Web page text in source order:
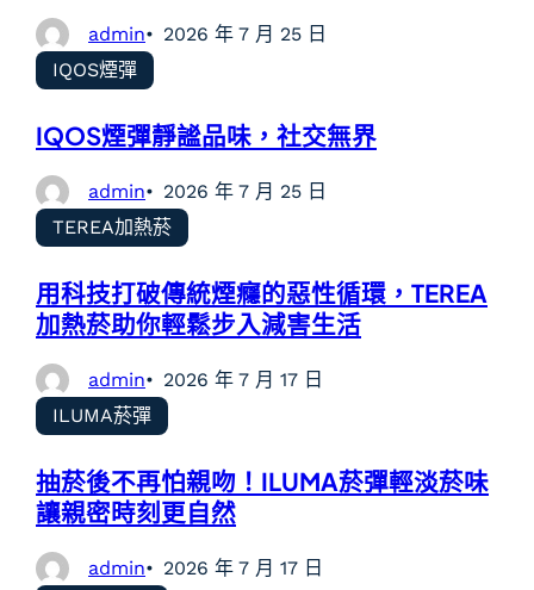
admin
2026 年 7 月 25 日
IQOS煙彈
IQOS煙彈靜謐品味，社交無界
admin
2026 年 7 月 25 日
TEREA加熱菸
用科技打破傳統煙癮的惡性循環，TEREA
加熱菸助你輕鬆步入減害生活
admin
2026 年 7 月 17 日
ILUMA菸彈
抽菸後不再怕親吻！ILUMA菸彈輕淡菸味
讓親密時刻更自然
admin
2026 年 7 月 17 日